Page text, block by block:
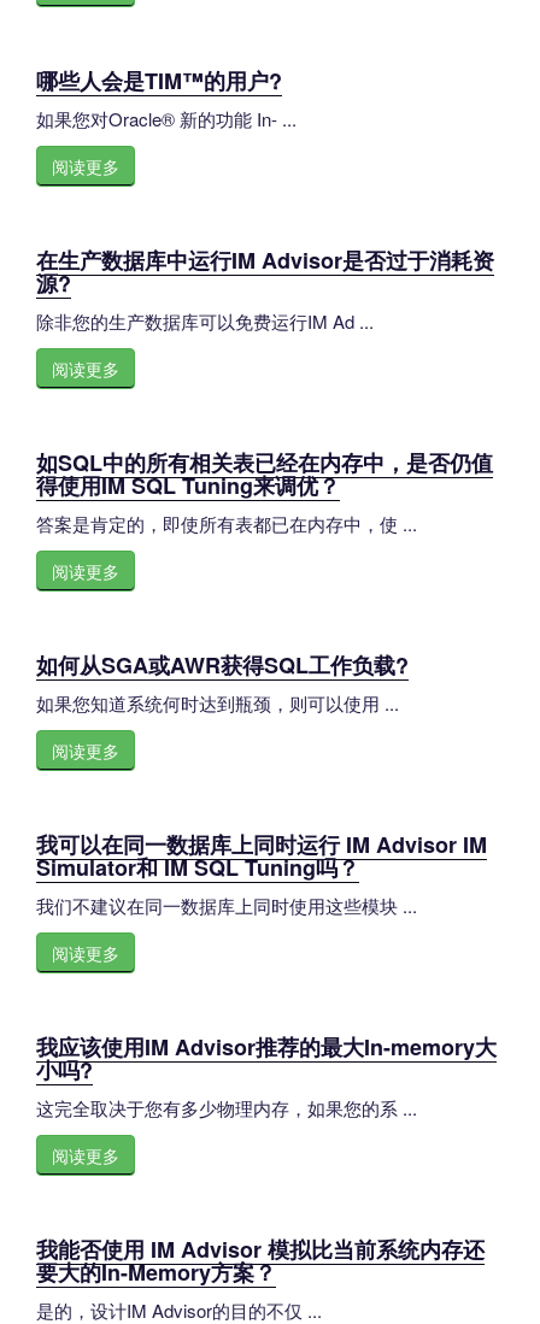
哪些人会是TIM™的用户?
如果您对Oracle® 新的功能 In- ...
阅读更多
在生产数据库中运行IM Advisor是否过于消耗资
源?
除非您的生产数据库可以免费运行IM Ad ...
阅读更多
如SQL中的所有相关表已经在内存中，是否仍值
得使用IM SQL Tuning来调优？
答案是肯定的，即使所有表都已在内存中，使 ...
阅读更多
如何从SGA或AWR获得SQL工作负载?
如果您知道系统何时达到瓶颈，则可以使用 ...
阅读更多
我可以在同一数据库上同时运行 IM Advisor IM
Simulator和 IM SQL Tuning吗？
我们不建议在同一数据库上同时使用这些模块 ...
阅读更多
我应该使用IM Advisor推荐的最大In-memory大
小吗?
这完全取决于您有多少物理内存，如果您的系 ...
阅读更多
我能否使用 IM Advisor 模拟比当前系统内存还
要大的In-Memory方案？
是的，设计IM Advisor的目的不仅 ...